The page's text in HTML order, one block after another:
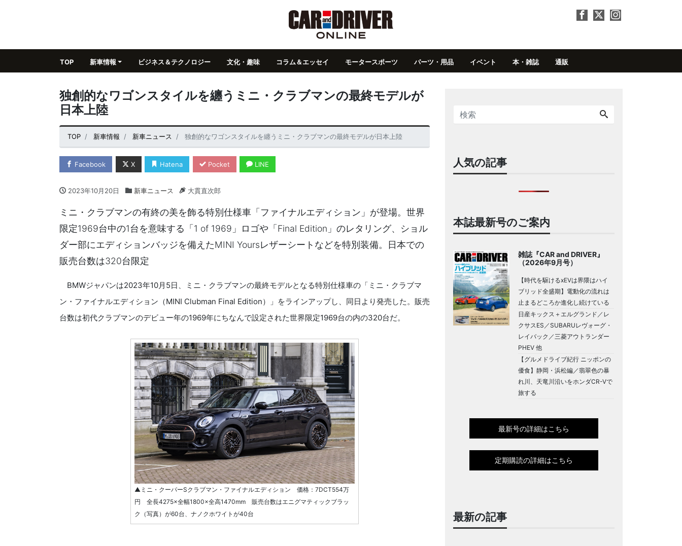
TOP 新車情報 ビジネス＆テクノロジー 文化・趣味 コラム＆エッセイ モータースポーツ パーツ・用品 イベント 本・雑誌 通販
独創的なワゴンスタイルを纏うミニ・クラブマンの最終モデルが
日本上陸
TOP 新車情報 新車ニュース 独創的なワゴンスタイルを纏うミニ・クラブマンの最終モデルが日本上陸
Facebook X Hatena Pocket LINE
2023年10月20日 新車ニュース 大貫直次郎
ミニ・クラブマンの有終の美を飾る特別仕様車「ファイナルエディション」が登場。世界
限定1969台中の1台を意味する「1 of 1969」ロゴや「Final Edition」のレタリング、ショル
ダー部にエディションバッジを備えたMINI Yoursレザーシートなどを特別装備。日本での
販売台数は320台限定
BMWジャパンは2023年10月5日、ミニ・クラブマンの最終モデルとなる特別仕様車の「ミニ・クラブマ
ン・ファイナルエディション（MINI Clubman Final Edition）」をラインアップし、同日より発売した。販売
台数は初代クラブマンのデビュー年の1969年にちなんで設定された世界限定1969台の内の320台だ。
▲ミニ・クーパーSクラブマン・ファイナルエディション 価格：7DCT554万
円 全長4275×全幅1800×全高1470mm 販売台数はエニグマティックブラッ
ク（写真）が60台、ナノクホワイトが40台
人気の記事
本誌最新号のご案内
雑誌『CAR and DRIVER』
（2026年9月号）
【時代を駆けるxEVは界隈はハイ
ブリッド全盛期】電動化の流れは
止まるどころか進化し続けている
日産キックス＋エルグランド／レ
クサスES／SUBARUレヴォーグ・
レイバック／三菱アウトランダー
PHEV 他
【グルメドライブ紀行 ニッポンの
優食】静岡・浜松編／翡翠色の暴
れ川、天竜川沿いをホンダCR-Vで
旅する
最新号の詳細はこちら
定期購読の詳細はこちら
最新の記事